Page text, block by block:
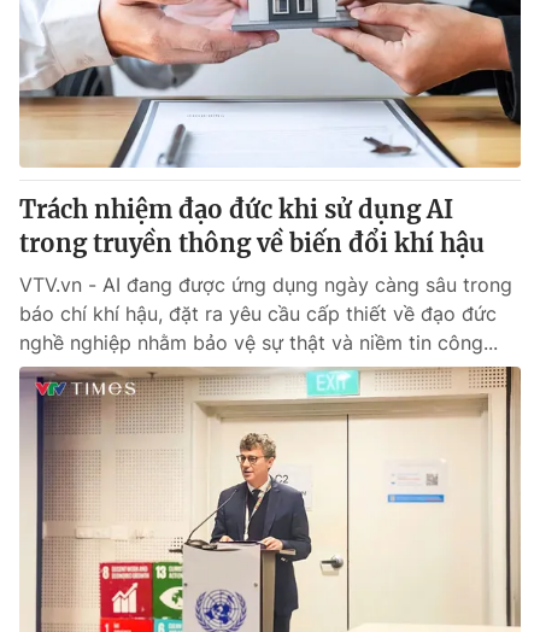
Trách nhiệm đạo đức khi sử dụng AI
trong truyền thông về biến đổi khí hậu
VTV.vn - AI đang được ứng dụng ngày càng sâu trong
báo chí khí hậu, đặt ra yêu cầu cấp thiết về đạo đức
nghề nghiệp nhằm bảo vệ sự thật và niềm tin công...